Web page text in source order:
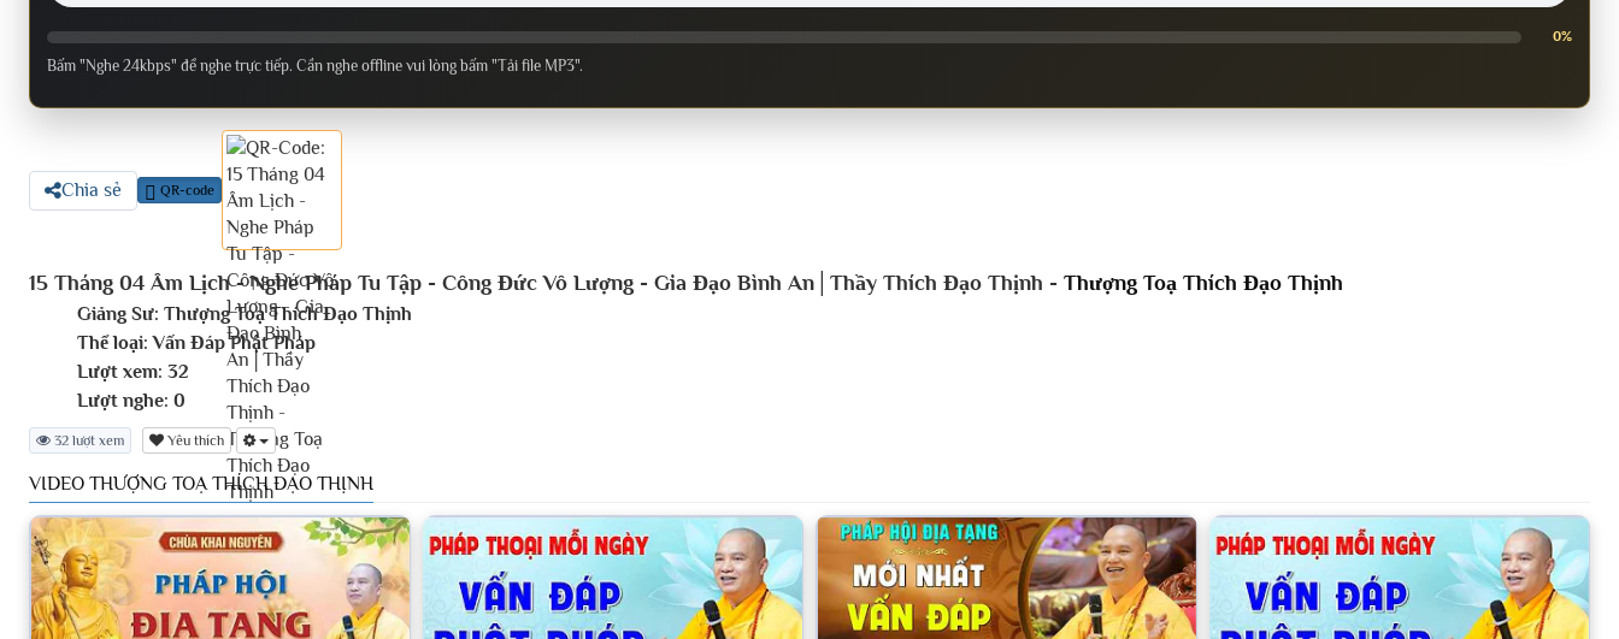
0%
Bấm "Nghe 24kbps" để nghe trực tiếp. Cần nghe offline vui lòng bấm "Tải file MP3".
Chia sẻ QR-code
15 Tháng 04 Âm Lịch - Nghe Pháp Tu Tập - Công Đức Vô Lượng - Gia Đạo Bình An│Thầy Thích Đạo Thịnh - Thượng Toạ Thích Đạo Thịnh
Giảng Sư: Thượng Toạ Thích Đạo Thịnh
Thể loại: Vấn Đáp Phật Pháp
Lượt xem: 32
Lượt nghe: 0
32 lượt xem Yêu thích
VIDEO THƯỢNG TOẠ THÍCH ĐẠO THỊNH